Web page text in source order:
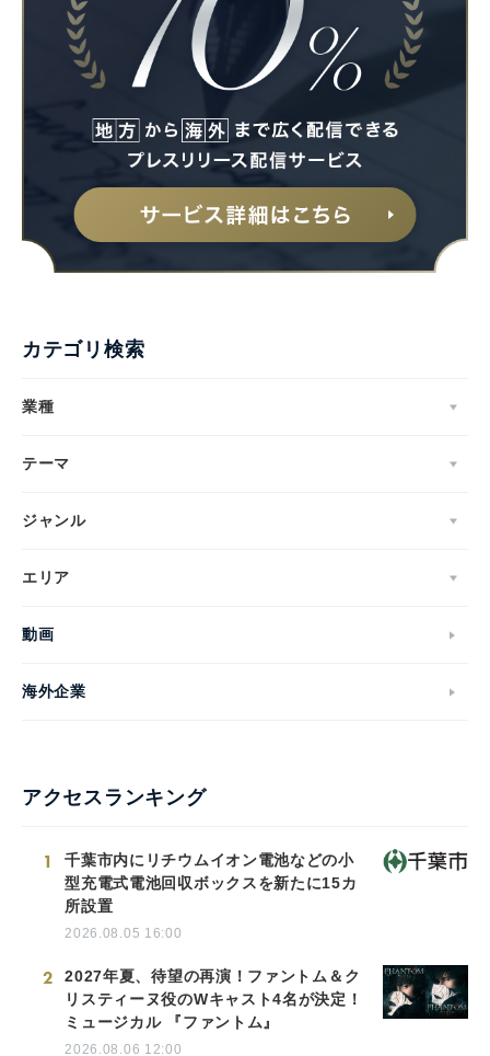
カテゴリ検索
業種
テーマ
ジャンル
エリア
動画
海外企業
アクセスランキング
1
千葉市内にリチウムイオン電池などの小
型充電式電池回収ボックスを新たに15カ
所設置
2026.08.05 16:00
2
2027年夏、待望の再演！ファントム＆ク
リスティーヌ役のWキャスト4名が決定！
ミュージカル 『ファントム』
2026.08.06 12:00